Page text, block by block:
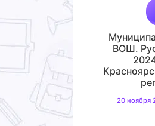
ВОШ.
20 ноября